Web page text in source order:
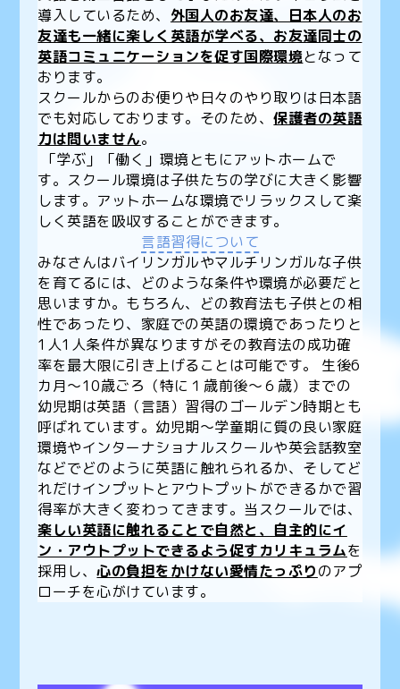
導入しているため、 外国人のお友達、日本人のお
友達も一緒に楽しく英語が学べる、お友達同士の
英語コミュニケーションを促す国際環境となって
おります。
スクールからのお便りや日々のやり取りは日本語
でも対応しております。そのため、保護者の英語
力は問いません。
「学ぶ」「働く」環境ともにアットホームで
す。スクール環境は子供たちの学びに大きく影響
します。アットホームな環境でリラックスして楽
しく英語を吸収することができます。
言語習得について
みなさんはバイリンガルやマルチリンガルな子供
を育てるには、どのような条件や環境が必要だと
思いますか。もちろん、どの教育法も子供との相
性であったり、家庭での英語の環境であったりと
1人1人条件が異なりますがその教育法の成功確
率を最大限に引き上げることは可能です。 生後6
カ月〜10歳ごろ（特に１歳前後～６歳）までの
幼児期は英語（言語）習得のゴールデン時期とも
呼ばれています。幼児期〜学童期に質の良い家庭
環境やインターナショナルスクールや英会話教室
などでどのように英語に触れられるか、そしてど
れだけインプットとアウトプットができるかで習
得率が大きく変わってきます。当スクールでは、
楽しい英語に触れることで自然と、自主的にイ
ン・アウトプットできるよう促すカリキュラムを
採用し、心の負担をかけない愛情たっぷりのアプ
ローチを心がけています。